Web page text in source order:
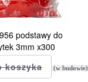
podstawy do
3mm x300
(w budowie)